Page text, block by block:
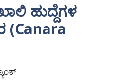
ಹುದ್ದೆಗಳ
(Canara